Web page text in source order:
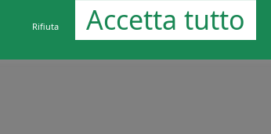
Rifiuta Accetta tutto